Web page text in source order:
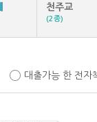
천주교
(2종)
대출가능 한 전자